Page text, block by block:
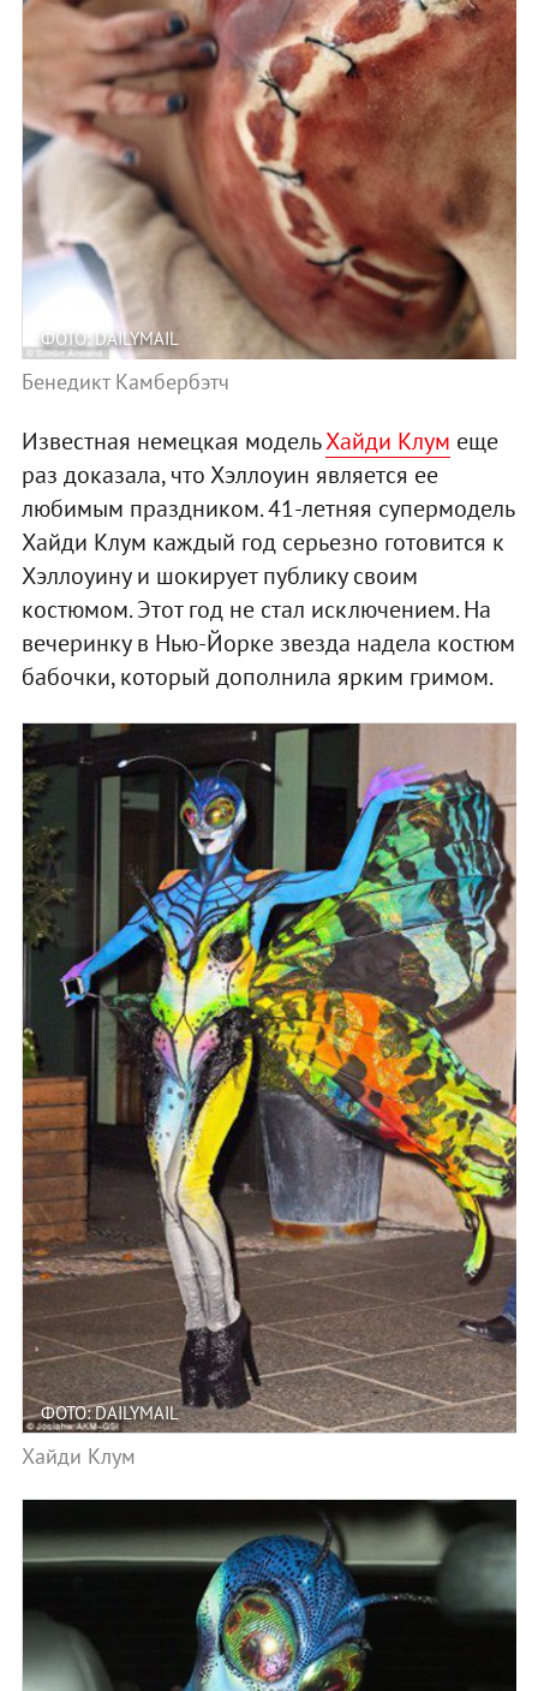
ФОТО: DAILYMAIL
Бенедикт Камбербэтч
Известная немецкая модельХайди Клум еще
раз доказала, что Хэллоуин является ее
любимым праздником. 41-летняя супермодель
Хайди Клум каждый год серьезно готовится к
Хэллоуину и шокирует публику своим
костюмом. Этот год не стал исключением. На
вечеринку в Нью-Йорке звезда надела костюм
бабочки, который дополнила ярким гримом.
ФОТО: DAILYMAIL
Хайди Клум